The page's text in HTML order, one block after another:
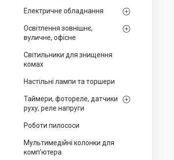
Електричне обладнання
Освітлення зовнішнє,
вуличне, офісне
Світильники для знищення
комах
Настільні лампи та торшери
Таймери, фотореле, датчики
руху, реле напруги
Роботи пилососи
Мультимедійні колонки для
комп'ютера